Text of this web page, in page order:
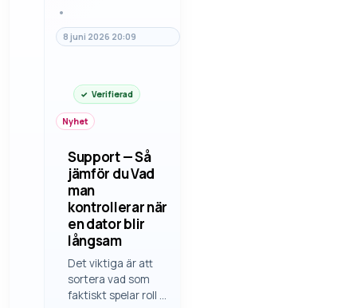
•
8 juni 2026 20:09
Verifierad
Nyhet
Support — Så
jämför du Vad
man
kontrollerar när
en dator blir
långsam
Det viktiga är att
sortera vad som
faktiskt spelar roll i